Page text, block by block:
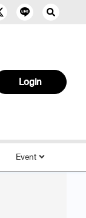
Login
Event